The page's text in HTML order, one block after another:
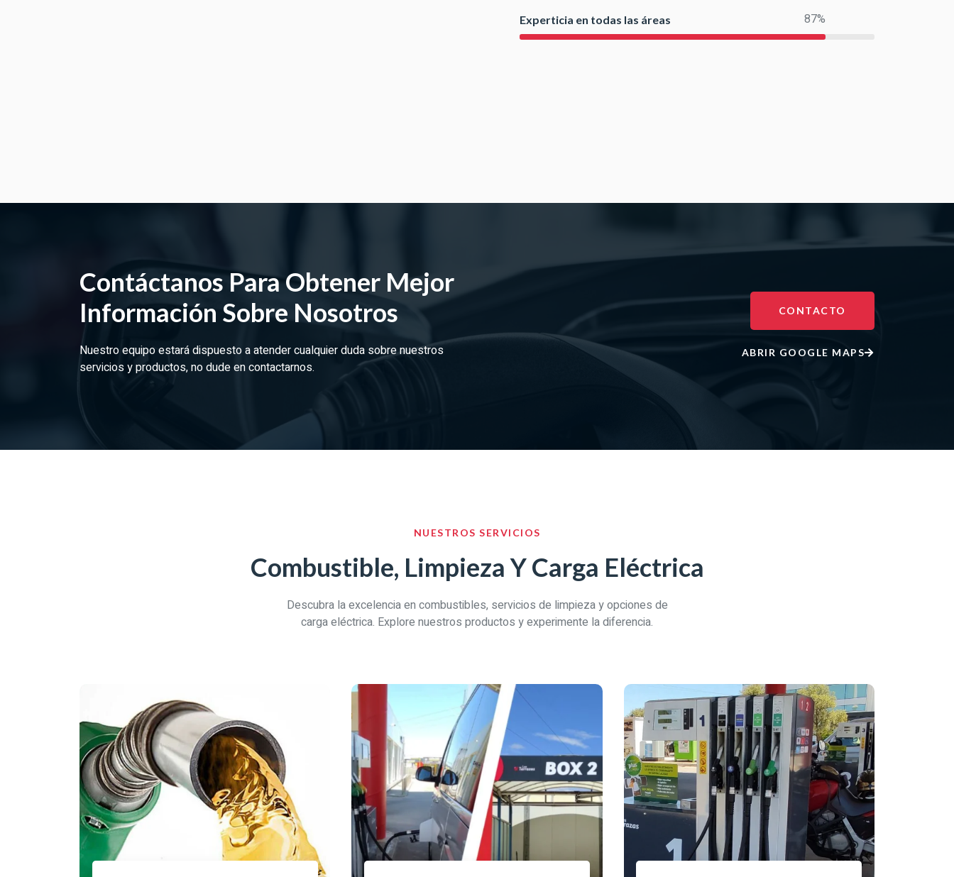
Experticia en todas las áreas
Contáctanos Para Obtener Mejor
Información Sobre Nosotros
Nuestro equipo estará dispuesto a atender cualquier duda sobre nuestros
servicios y productos, no dude en contactarnos.
CONTACTO
ABRIR GOOGLE MAPS
NUESTROS SERVICIOS
Combustible, Limpieza Y Carga Eléctrica
Descubra la excelencia en combustibles, servicios de limpieza y opciones de
carga eléctrica. Explore nuestros productos y experimente la diferencia.